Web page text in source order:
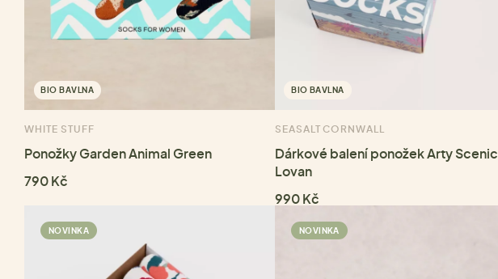
BIO BAVLNA
WHITE STUFF
Ponožky Garden Animal Green
790 Kč
BIO BAVLNA
SEASALT CORNWALL
Dárkové balení ponožek Arty Scenic
Lovan
990 Kč
NOVINKA NOVINKA